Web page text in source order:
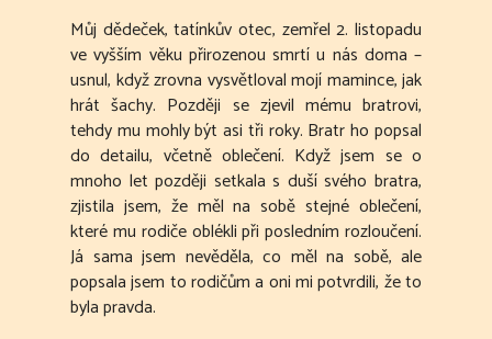
Můj dědeček, tatínkův otec, zemřel 2. listopadu
ve vyšším věku přirozenou smrtí u nás doma –
usnul, když zrovna vysvětloval mojí mamince, jak
hrát šachy. Později se zjevil mému bratrovi,
tehdy mu mohly být asi tři roky. Bratr ho popsal
do detailu, včetně oblečení. Když jsem se o
mnoho let později setkala s duší svého bratra,
zjistila jsem, že měl na sobě stejné oblečení,
které mu rodiče oblékli při posledním rozloučení.
Já sama jsem nevěděla, co měl na sobě, ale
popsala jsem to rodičům a oni mi potvrdili, že to
byla pravda.